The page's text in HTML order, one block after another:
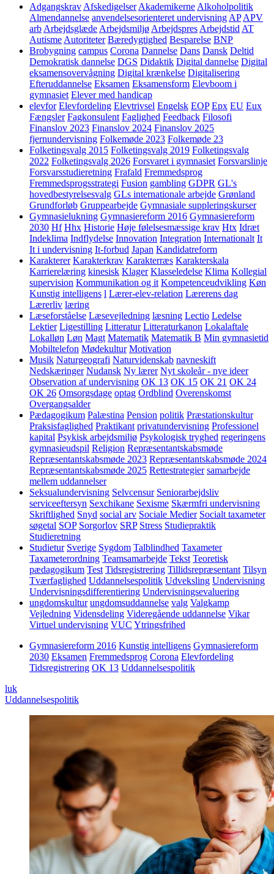
Adgangskrav Afskedigelser Akademikerne Alkoholpolitik
Almendannelse anvendelsesorienteret undervisning AP APV
arb Arbejdsglæde Arbejdsmiljø Arbejdspres Arbejdstid AT
Autisme Autoriteter Bæredygtighed Besparelse BNP
Brobygning campus Corona Dannelse Dans Dansk Deltid
Demokratisk dannelse DGS Didaktik Digital dannelse Digital
eksamensovervågning Digital krænkelse Digitalisering
Efteruddannelse Eksamen Eksamensform Elevboom i
gymnasiet Elever med handicap
elevfor Elevfordeling Elevtrivsel Engelsk EOP Epx EU Eux
Fængsler Fagkonsulent Faglighed Feedback Filosofi
Finanslov 2023 Finanslov 2024 Finanslov 2025
fjernundervisning Folkemøde 2023 Folkemøde 23
Folketingsvalg 2015 Folketingsvalg 2019 Folketingsvalg
2022 Folketingsvalg 2026 Forsvaret i gymnasiet Forsvarslinje
Forsvarsstudieretning Frafald Fremmedsprog
Fremmedsprogsstrategi Fusion gambling GDPR GL's
hovedbestyrelsesvalg GLs internationale arbejde Grønland
Grundforløb Gruppearbejde Gymnasiale suppleringskurser
Gymnasielukning Gymnasiereform 2016 Gymnasiereform
2030 Hf Hhx Historie Høje følelsesmæssige krav Htx Idræt
Indeklima Indflydelse Innovation Integration Internationalt It
It i undervisning It-forbud Japan Kandidatreform
Karakterer Karakterkrav Karakterræs Karakterskala
Karrierelæring kinesisk Klager Klasseledelse Klima Kollegial
supervision Kommunikation og it Kompetenceudvikling Køn
Kunstig intelligens l Lærer-elev-relation Lærerens dag
Lærerliv læring
Læseforståelse Læsevejledning læsning Lectio Ledelse
Lektier Ligestilling Litteratur Litteraturkanon Lokalaftale
Lokalløn Løn Magt Matematik Matematik B Min gymnasietid
Mobiltelefon Mødekultur Motivation
Musik Naturgeografi Naturvidenskab navneskift
Nedskæringer Nudansk Ny lærer Nyt skoleår - nye ideer
Observation af undervisning OK 13 OK 15 OK 21 OK 24
OK 26 Omsorgsdage optag Ordblind Overenskomst
Overgangsalder
Pædagogikum Palæstina Pension politik Præstationskultur
Praksisfaglighed Praktikant privatundervisning Professionel
kapital Psykisk arbejdsmiljø Psykologisk tryghed regeringens
gymnasieudspil Religion Repræsentantskabsmøde
Repræsentantskabsmøde 2023 Repræsentantskabsmøde 2024
Repræsentantskabsmøde 2025 Rettestrategier samarbejde
mellem uddannelser
Seksualundervisning Selvcensur Seniorarbejdsliv
serviceeftersyn Sexchikane Sexisme Skærmfri undervisning
Skriftlighed Snyd social arv Sociale Medier Socialt taxameter
søgetal SOP Sorgorlov SRP Stress Studiepraktik
Studieretning
Studietur Sverige Sygdom Talblindhed Taxameter
Taxameterordning Teamsamarbejde Tekst Teoretisk
pædagogikum Test Tidsregistrering Tillidsrepræsentant Tilsyn
Tværfaglighed Uddannelsespolitik Udveksling Undervisning
Undervisningsdifferentiering Undervisningsevaluering
ungdomskultur ungdomsuddannelse valg Valgkamp
Vejledning Vidensdeling Videregående uddannelse Vikar
Virtuel undervisning VUC Ytringsfrihed
Gymnasiereform 2016 Kunstig intelligens Gymnasiereform
2030 Eksamen Fremmedsprog Corona Elevfordeling
Tidsregistrering OK 13 Uddannelsespolitik
luk
Uddannelsespolitik